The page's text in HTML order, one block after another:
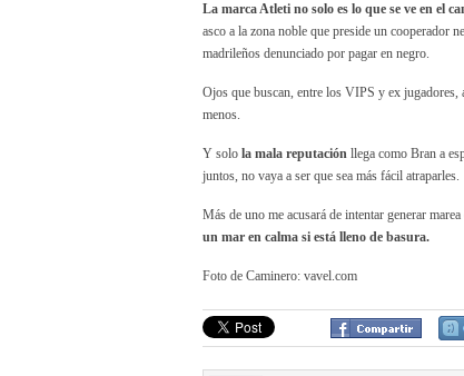
La marca Atleti no solo es lo que se ve en el
asco a la zona noble que preside un cooperador
madrileños denunciado por pagar en negro.
Ojos que buscan, entre los VIPS y ex jugadores,
menos.
Y solo la mala reputación llega como Bran a
juntos, no vaya a ser que sea más fácil atraparles.
Más de uno me acusará de intentar generar
un mar en calma si está lleno de basura.
Foto de Caminero: vavel.com